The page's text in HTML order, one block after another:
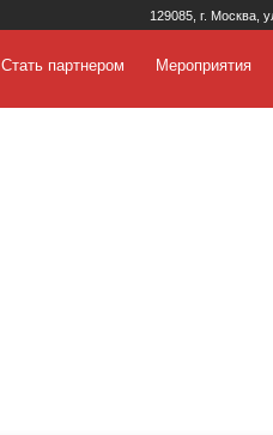
129085, г. Москва,
Стать партнером Мероприятия